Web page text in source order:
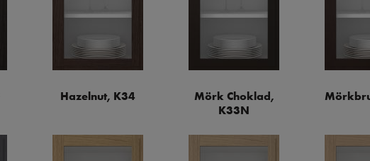
Hazelnut, K34
Mörk Choklad,
K33N